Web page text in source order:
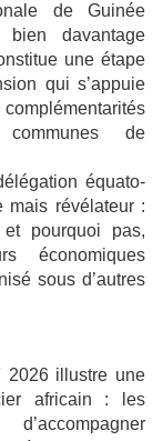
de Guinée
bien davantage
une étape
qui s’appuie
de
équato-
mais révélateur :
pourquoi pas,
économiques
sous d’autres
2026 illustre une
africain : les